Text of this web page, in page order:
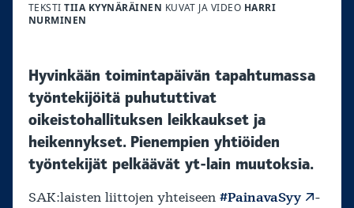
TEKSTITIIA KYYNÄRÄINEN KUVAT JA VIDEO HARRI
NURMINEN
Hyvinkään toimintapäivän tapahtumassa
työntekijöitä puhututtivat
oikeistohallituksen leikkaukset ja
heikennykset. Pienempien yhtiöiden
työntekijät pelkäävät yt-lain muutoksia.
SAK:laisten liittojen yhteiseen #PainavaSyy
-